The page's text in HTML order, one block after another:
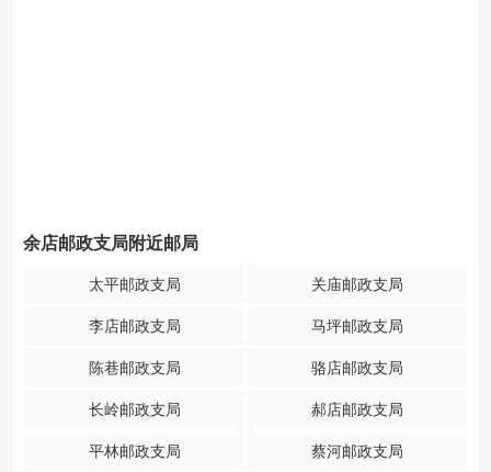
余店邮政支局附近邮局
太平邮政支局 关庙邮政支局
李店邮政支局 马坪邮政支局
陈巷邮政支局 骆店邮政支局
长岭邮政支局 郝店邮政支局
平林邮政支局 蔡河邮政支局